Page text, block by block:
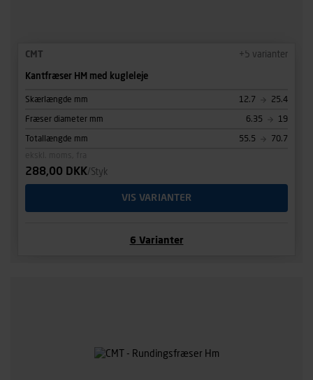
CMT +5 varianter
Kantfræser HM med kugleleje
Skærlængde mm 12.7 25.4
Fræser diameter mm 6.35 19
Totallængde mm 55.5
70.7
288,00 DKK/Styk
VIS VARIANTER
6 Varianter